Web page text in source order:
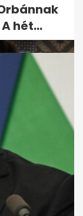
kevés
hét...